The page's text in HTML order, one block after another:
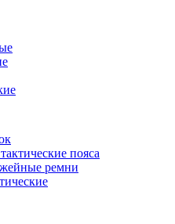
пояса
ремни